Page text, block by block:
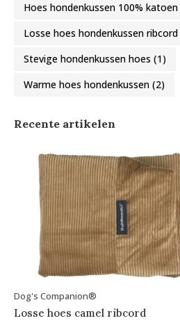
Hoes hondenkussen 100% katoen
Losse hoes hondenkussen ribcord
Stevige hondenkussen hoes (1)
Warme hoes hondenkussen (2)
Recente artikelen
Dog's Companion®
Losse hoes camel ribcord